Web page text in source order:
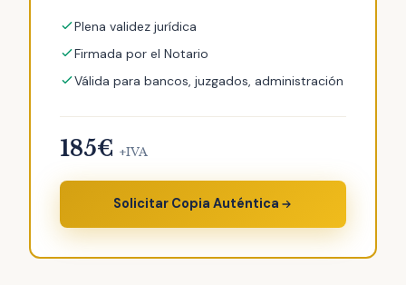
Plena validez jurídica
Firmada por el Notario
Válida para bancos, juzgados, administración
185€ +IVA
Solicitar Copia Auténtica